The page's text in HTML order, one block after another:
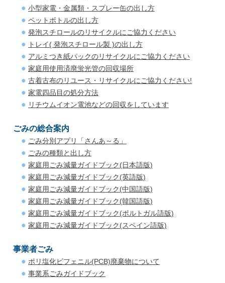
小型家電・金属類・スプレー缶の出し方
ペットボトルの出し方
発泡スチロールのリサイクルにご協力ください
トレイ( 発泡スチロール製 )の出し方
アルミつき紙パックのリサイクルにご協力ください
家庭用使用済廃蛍光管の回収場所
古着古布のリユース・リサイクルにご協力ください!
家電四品目の処分方法
リチウムイオン電池などの回収をしています
ごみの総合案内
ごみ分別アプリ「さんあ～る」
ごみの種類と出し方
家庭用ごみ減量ガイドブック(日本語版)
家庭用ごみ減量ガイドブック(英語版)
家庭用ごみ減量ガイドブック(中国語版)
家庭用ごみ減量ガイドブック(韓国語版)
家庭用ごみ減量ガイドブック(ポルトガル語版)
家庭用ごみ減量ガイドブック(スペイン語版)
事業者ごみ
ポリ塩化ビフェニル(PCB)廃棄物について
事業系ごみガイドブック